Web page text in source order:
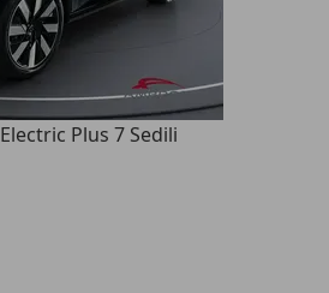
Plus 7 Sedili